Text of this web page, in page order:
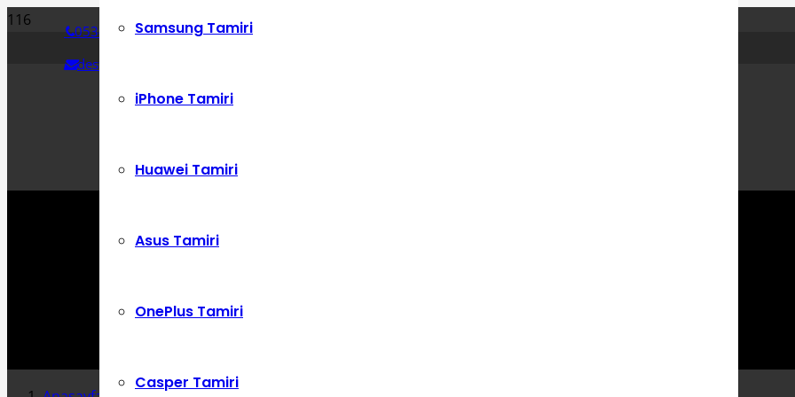
0534 392 72 86
destek@cepustam.com
Samsung Tamiri
iPhone Tamiri
Huawei Tamiri
Asus Tamiri
OnePlus Tamiri
Casper Tamiri